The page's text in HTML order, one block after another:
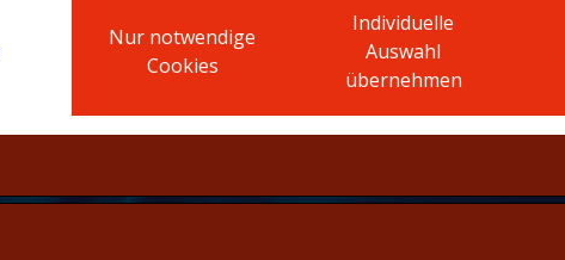
Nur notwendige
Cookies
Individuelle
Auswahl
übernehmen